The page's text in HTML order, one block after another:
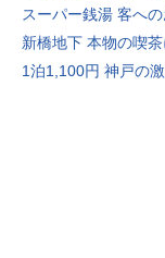
スーパー銭湯 客へ
新橋地下 本物の喫
1泊1,100円 神戸の